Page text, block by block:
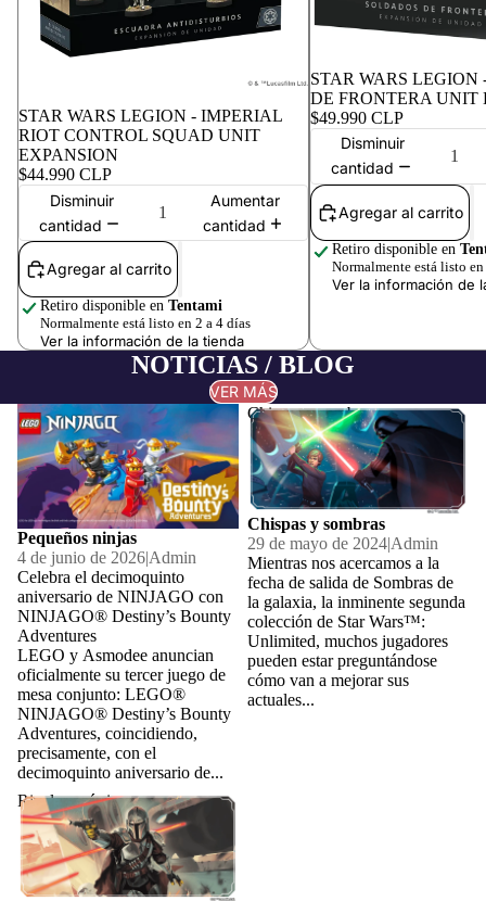
STAR WARS LEGION - IMPERIAL
RIOT CONTROL SQUAD UNIT
EXPANSION
$44.990 CLP
Disminuir
cantidad
Aumentar
cantidad
Agregar al carrito
Retiro disponible en Tentami
Normalmente está listo en 2 a 4 días
Ver la información de la tienda
STAR WARS LEGION
DE FRONTERA UNIT
$49.990 CLP
Disminuir
cantidad
Agregar al carrito
Retiro disponible en
Normalmente está listo
Ver la información de
NOTICIAS / BLOG
VER MÁS
Pequeños ninjas
Pequeños ninjas
4 de junio de 2026|Admin
Celebra el decimoquinto
aniversario de NINJAGO con
NINJAGO® Destiny’s Bounty
Adventures
LEGO y Asmodee anuncian
oficialmente su tercer juego de
mesa conjunto: LEGO®
NINJAGO® Destiny’s Bounty
Adventures, coincidiendo,
precisamente, con el
decimoquinto aniversario de...
Chispas y sombras
Chispas y sombras
29 de mayo de 2024Admin
Mientras nos acercamos a la
fecha de salida de Sombras de
la galaxia, la inminente segunda
colección de Star Wars™:
Unlimited, muchos jugadores
pueden estar preguntándose
cómo van a mejorar sus
actuales...
Rivales acérrimos